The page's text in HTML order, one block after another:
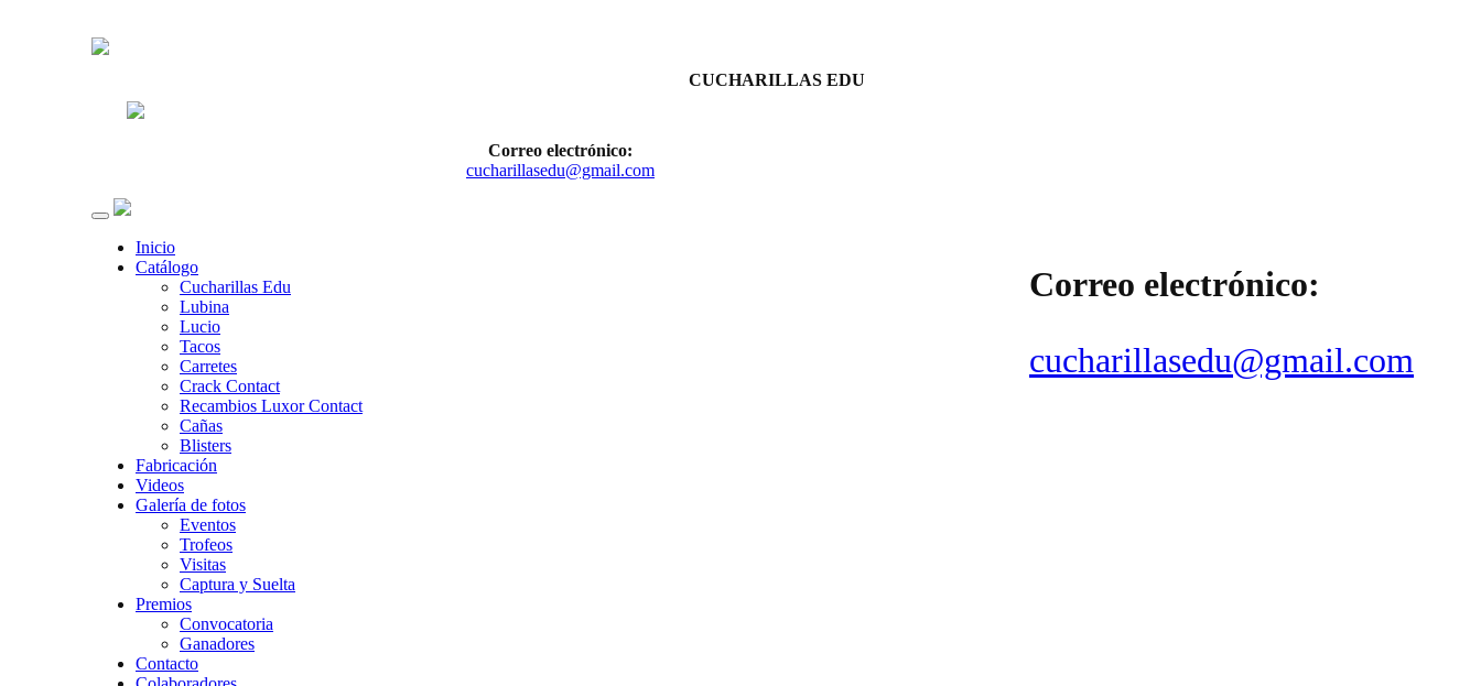
CUCHARILLAS EDU
Correo electrónico:
cucharillasedu@gmail.com
Correo electrónico:
cucharillasedu@gmail.com
Inicio
Catálogo
Cucharillas Edu
Lubina
Lucio
Tacos
Carretes
Crack Contact
Recambios Luxor Contact
Cañas
Blisters
Fabricación
Videos
Galería de fotos
Eventos
Trofeos
Visitas
Captura y Suelta
Premios
Convocatoria
Ganadores
Contacto